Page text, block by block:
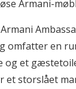
Armani-
omfatter en
og et
et storslået